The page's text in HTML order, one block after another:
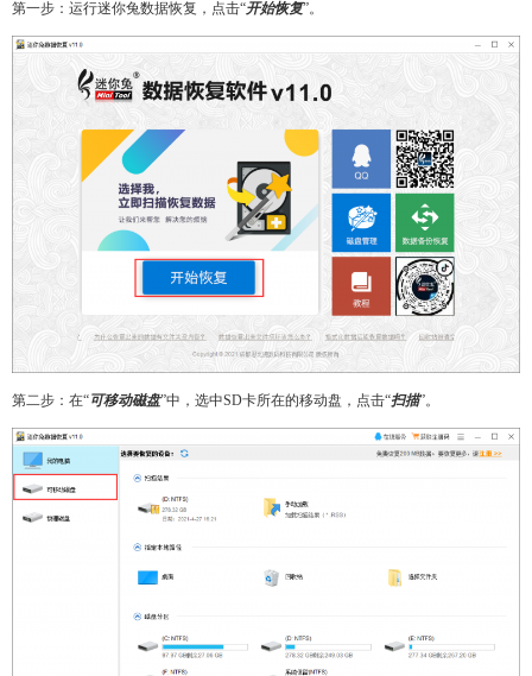
第一步：运行迷你兔数据恢复，点击“开始恢复”。
第二步：在“可移动磁盘”中，选中SD卡所在的移动盘，点击“扫描”。